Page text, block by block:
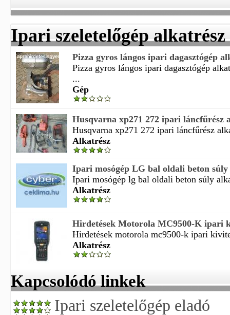
Ipari szeletelőgép alkatrész
Pizza gyros lángos ipari dagasztógép
Pizza gyros lángos ipari dagasztógép
...
Gép
Husqvarna xp271 272 ipari láncfűrész
Husqvarna xp271 272 ipari láncfűrész
Alkatrész
Ipari mosógép LG bal oldali beton
Ipari mosógép lg bal oldali beton súly
Alkatrész
Hirdetések Motorola MC9500-K ipari
Hirdetések motorola mc9500-k ipari
Alkatrész
Kapcsolódó linkek
Ipari szeletelőgép eladó